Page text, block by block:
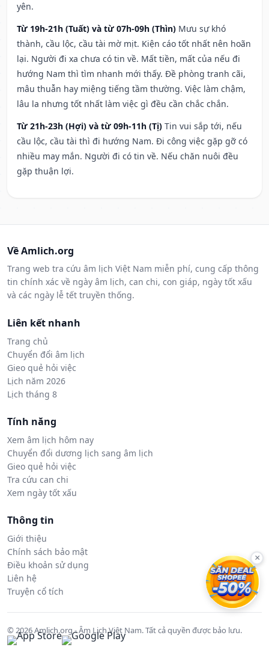
yên.
Từ 19h-21h (Tuất) và từ 07h-09h (Thìn) Mưu sự khó
thành, cầu lộc, cầu tài mờ mịt. Kiện cáo tốt nhất nên hoãn
lại. Người đi xa chưa có tin về. Mất tiền, mất của nếu đi
hướng Nam thì tìm nhanh mới thấy. Đề phòng tranh cãi,
mâu thuẫn hay miệng tiếng tầm thường. Việc làm chậm,
lâu la nhưng tốt nhất làm việc gì đều cần chắc chắn.
Từ 21h-23h (Hợi) và từ 09h-11h (Tị) Tin vui sắp tới, nếu
cầu lộc, cầu tài thì đi hướng Nam. Đi công việc gặp gỡ có
nhiều may mắn. Người đi có tin về. Nếu chăn nuôi đều
gặp thuận lợi.
Về Amlich.org
Trang web tra cứu âm lịch Việt Nam miễn phí, cung cấp thông
tin chính xác về ngày âm lịch, can chi, con giáp, ngày tốt xấu
và các ngày lễ tết truyền thống.
Liên kết nhanh
Trang chủ
Chuyển đổi âm lịch
Gieo quẻ hỏi việc
Lịch năm 2026
Lịch tháng 8
Tính năng
Xem âm lịch hôm nay
Chuyển đổi dương lịch sang âm lịch
Gieo quẻ hỏi việc
Tra cứu can chi
Xem ngày tốt xấu
Thông tin
Giới thiệu
Chính sách bảo mật
Điều khoản sử dụng
Liên hệ
Truyện cổ tích
© 2026 Amlich.org - Âm Lịch Việt Nam. Tất cả quyền được bảo lưu.
×